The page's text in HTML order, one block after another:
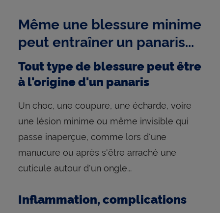
Même une blessure minime
peut entraîner un panaris...
Tout type de blessure peut être
à l'origine d'un panaris
Un choc, une coupure, une écharde, voire
une lésion minime ou même invisible qui
passe inaperçue, comme lors d'une
manucure ou après s'être arraché une
cuticule autour d'un ongle...
Inflammation, complications